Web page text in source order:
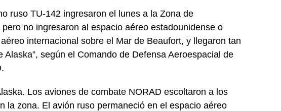
ruso TU-142 ingresaron el lunes a la Zona de
no ingresaron al espacio aéreo estadounidense o
internacional sobre el Mar de Beaufort, y llegaron tan
según el Comando de Defensa Aeroespacial de
Los aviones de combate NORAD escoltaron a los
la zona. El avión ruso permaneció en el espacio aéreo